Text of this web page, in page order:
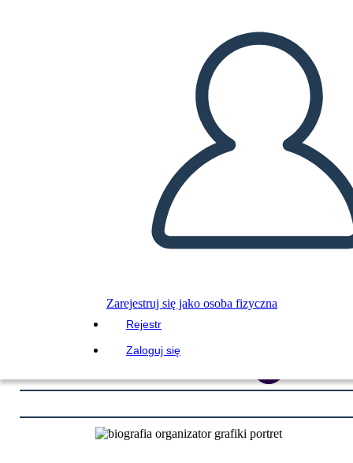
Zarejestruj się jako osoba fizyczna
Rejestr
Zaloguj się
PRZECZYTAJ MI